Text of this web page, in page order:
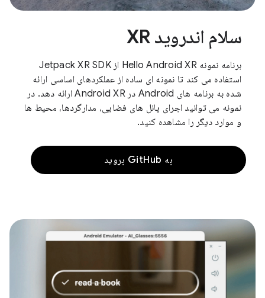
سلام اندروید XR
برنامه نمونه Hello Android XR از Jetpack XR SDK
استفاده می کند تا نمونه ای ساده از عملکردهای اساسی ارائه
شده به برنامه های Android در Android XR ارائه دهد. در
نمونه می توانید اجرای پانل های فضایی، مدارگردها، محیط ها
و موارد دیگر را مشاهده کنید.
به GitHub بروید